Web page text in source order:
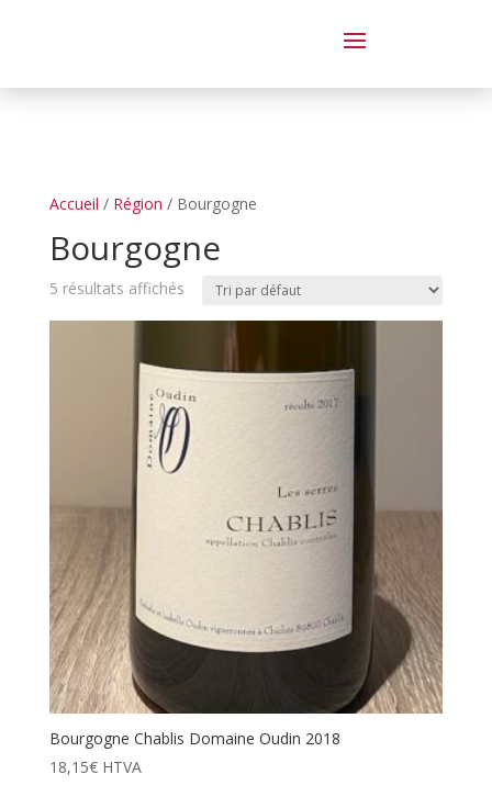
Accueil / Région / Bourgogne
Bourgogne
5 résultats affichés
Bourgogne Chablis Domaine Oudin 2018
18,15€ HTVA